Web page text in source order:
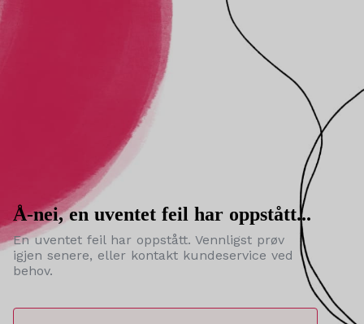
Å-nei, en uventet feil har oppstått...
En uventet feil har oppstått. Vennligst prøv
igjen senere, eller kontakt kundeservice ved
behov.